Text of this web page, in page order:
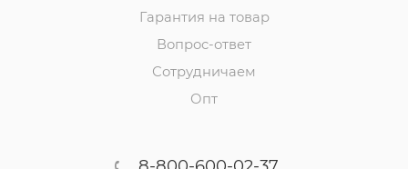
Гарантия на товар
Вопрос-ответ
Сотрудничаем
Опт